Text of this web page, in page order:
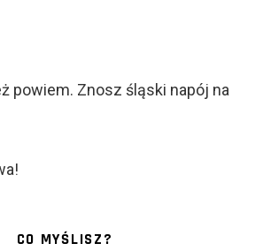
powiem. Znosz śląski napój na
CO MYŚLISZ?